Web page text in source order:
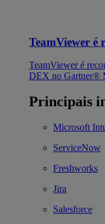
TeamViewer é
TeamViewer é
DEX no Gartner®
Principais
Microsoft
ServiceNow
Freshworks
Jira
Salesforce